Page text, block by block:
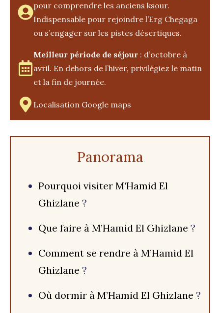
pour comprendre les anciens ksour.
Indispensable pour rejoindre l’Erg Chegaga
ou s’engager sur les pistes désertiques.
Meilleur période de séjour : d’octobre à
avril. En dehors de l’hiver, privilégiez le matin
et la fin de journée.
Localisation Google maps
Panorama
Pourquoi visiter M’Hamid El
Ghizlane ?
Que faire à M’Hamid El Ghizlane ?
Comment se rendre à M’Hamid El
Ghizlane ?
Où dormir à M’Hamid El Ghizlane ?